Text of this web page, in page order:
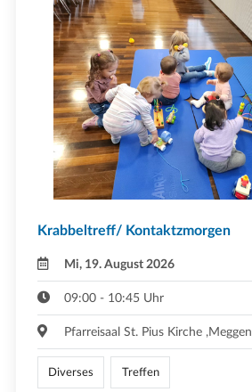
Krabbeltreff/ Kontaktzmorgen
Mi, 19. August 2026
09:00 - 10:45 Uhr
Pfarreisaal St. Pius Kirche ,Meggen
Diverses Treffen